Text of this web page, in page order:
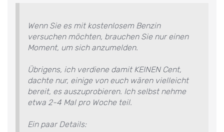
Wenn Sie es mit kostenlosem Benzin
versuchen möchten, brauchen Sie nur einen
Moment, um sich anzumelden.
Übrigens, ich verdiene damit KEINEN Cent,
dachte nur, einige von euch wären vielleicht
bereit, es auszuprobieren. Ich selbst nehme
etwa 2-4 Mal pro Woche teil.
Ein paar Details: